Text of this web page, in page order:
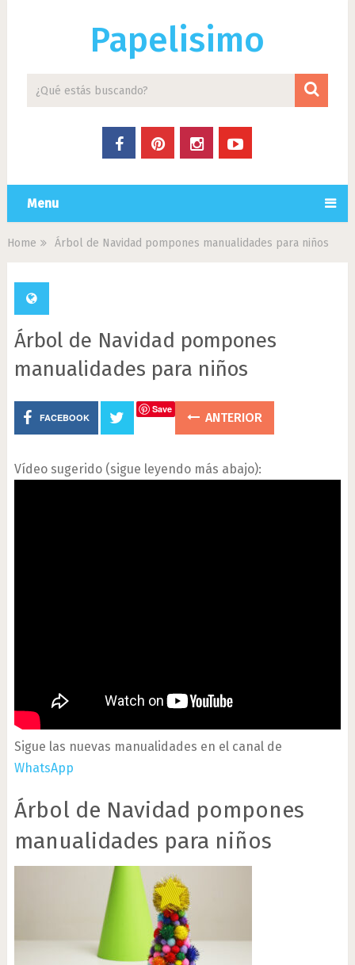
Papelisimo
Menu
Home Árbol de Navidad pompones manualidades para niños
Árbol de Navidad pompones
manualidades para niños
FACEBOOK
Save
ANTERIOR
Vídeo sugerido (sigue leyendo más abajo):
Sigue las nuevas manualidades en el canal de
WhatsApp
Árbol de Navidad pompones
manualidades para niños